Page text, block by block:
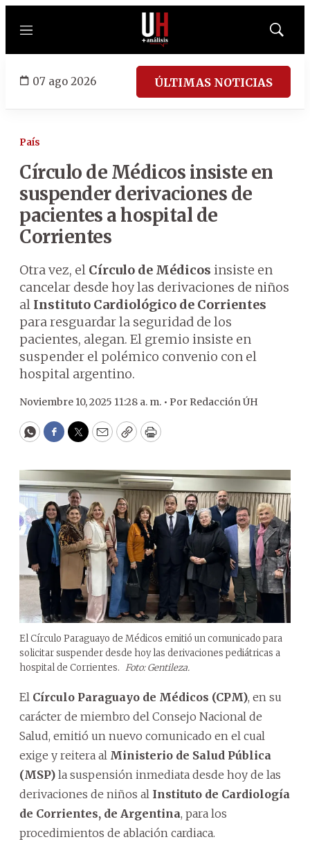
Menú
Mostrar
07 ago 2026 ÚLTIMAS NOTICIAS
País
Círculo de Médicos insiste en
suspender derivaciones de
pacientes a hospital de
Corrientes
Otra vez, el Círculo de Médicos insiste en
cancelar desde hoy las derivaciones de niños
al Instituto Cardiológico de Corrientes
para resguardar la seguridad de los
pacientes, alegan. El gremio insiste en
suspender el polémico convenio con el
hospital argentino.
Noviembre 10, 2025 11:28 a. m. • Por Redacción ÚH
WhatsApp
Facebook
Twitter
EmailCopyPrint
El Círculo Paraguayo de Médicos emitió un comunicado para
solicitar suspender desde hoy las derivaciones pediátricas a
hospital de Corrientes. Foto: Gentileza.
El Círculo Paraguayo de Médicos (CPM), en su
carácter de miembro del Consejo Nacional de
Salud, emitió un nuevo comunicado en el cual
exige y reitera al Ministerio de Salud Pública
(MSP) la suspensión inmediata desde hoy de las
derivaciones de niños al Instituto de Cardiología
de Corrientes, de Argentina, para los
procedimientos de ablación cardiaca.